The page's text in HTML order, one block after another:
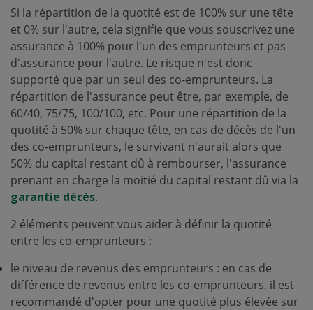
Si la répartition de la quotité est de 100% sur une tête
et 0% sur l'autre, cela signifie que vous souscrivez une
assurance à 100% pour l'un des emprunteurs et pas
d'assurance pour l'autre. Le risque n'est donc
supporté que par un seul des co-emprunteurs. La
répartition de l'assurance peut être, par exemple, de
60/40, 75/75, 100/100, etc. Pour une répartition de la
quotité à 50% sur chaque tête, en cas de décès de l'un
des co-emprunteurs, le survivant n'aurait alors que
50% du capital restant dû à rembourser, l'assurance
prenant en charge la moitié du capital restant dû via la
garantie décès.
2 éléments peuvent vous aider à définir la quotité
entre les co-emprunteurs :
le niveau de revenus des emprunteurs : en cas de
différence de revenus entre les co-emprunteurs, il est
recommandé d'opter pour une quotité plus élevée sur